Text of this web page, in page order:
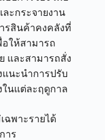
ะกระจายงาน
รสินค้าคงคลังที่
ให้สามารถ
และสามารถสั่ง
นะนำการปรับ
นแต่ละฤดูกาล
ฉพาะรายได้
าร